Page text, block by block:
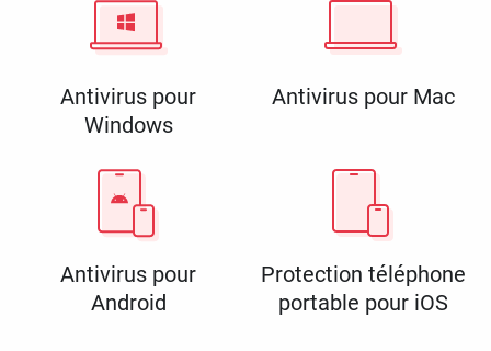
Antivirus pour
Windows
Antivirus pour Mac
Antivirus pour
Android
Protection téléphone
portable pour iOS